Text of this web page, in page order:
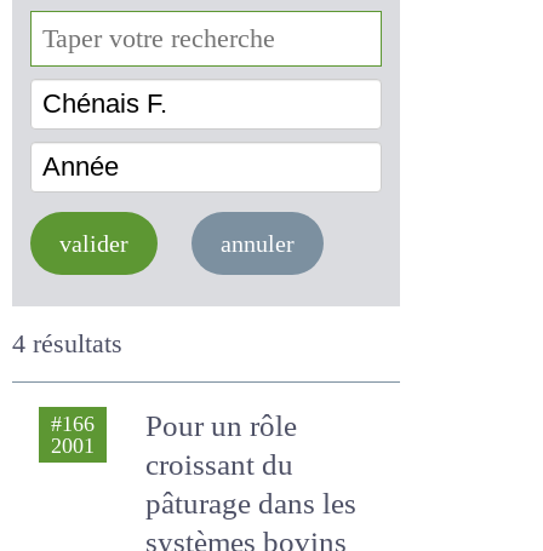
Chénais F.
valider annuler
4 résultats
#166
Pour un rôle
croissant du
pâturage dans les